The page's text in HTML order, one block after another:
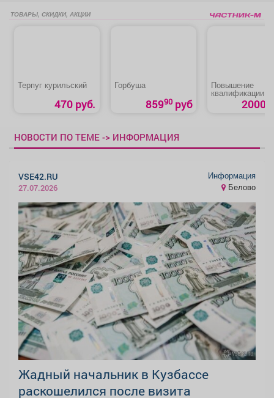
ТОВАРЫ, СКИДКИ, АКЦИИ
Терпуг курильский
470 руб.
Горбуша
85990 руб
Повышение
квалификации
программам ГО
2000
НОВОСТИ ПО ТЕМЕ -> ИНФОРМАЦИЯ
VSE42.RU
27.07.2026
Информация
Белово
Жадный начальник в Кузбассе
раскошелился после визита